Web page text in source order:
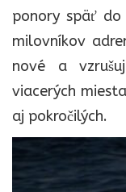
ponory späť do
milovníkov
nové a
viacerých
aj pokročilých.